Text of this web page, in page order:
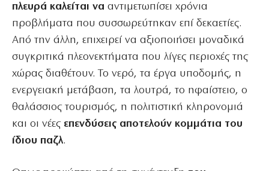
πλευρά καλείται να αντιμετωπίσει χρόνια
προβλήματα που συσσωρεύτηκαν επί δεκαετίες.
Από την άλλη, επιχειρεί να αξιοποιήσει μοναδικά
συγκριτικά πλεονεκτήματα που λίγες περιοχές της
χώρας διαθέτουν. Το νερό, τα έργα υποδομής, η
ενεργειακή μετάβαση, τα λουτρά, το ηφαίστειο, ο
θαλάσσιος τουρισμός, η πολιτιστική κληρονομιά
και οι νέες επενδύσεις αποτελούν κομμάτια του
ίδιου παζλ.